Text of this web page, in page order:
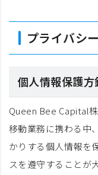
プライバシ
個人情報保護方
Queen Bee Capital
移動業務に携わる中
かりする個人情報を
スを遵守することが